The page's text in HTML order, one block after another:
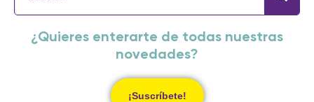
¿Quieres enterarte de todas nuestras
novedades?
¡Suscríbete!